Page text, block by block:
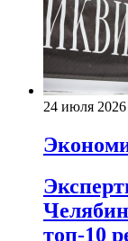
24 июля 2026
топ-10